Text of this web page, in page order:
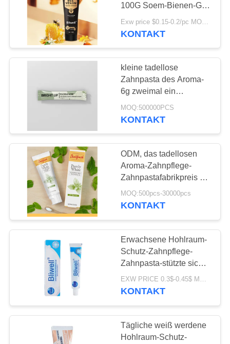
FORDERN
EIN
SEITENVERZEICHNIS
DATENSCHUTZ-
BESTIMMUNGEN
Aktivkohle-
Zahnpasta
18
Die Zahnpasta der
organische Kinder
Zahnweißungs-
Pulver
17
100G Soem-Bienen-Gift-
Gingival Sorgfalt-
Zahnpasta
KONTAKT
kleine tadellose
Zahnpasta des Aroma-
6g zweimal ein
Tagespapiertüte-
Verpacken abbaubar
MOQ:500000PCS
KONTAKT
ODM, das tadellosen
Aroma-Zahnpflege-
Zahnpastafabrikpreis mit
biologisch abbaubarem
Rohr erneuert
MOQ:500pcs-30000pcs
KONTAKT
Erwachsene Hohlraum-
Schutz-Zahnpflege-
Zahnpasta-stützte sich
Antifleck Soem-ODM
EXW PRICE 0.3$-0.45$ MOQ:500pcs-30000pcs
KONTAKT
Tägliche weiß werdene
Hohlraum-Schutz-